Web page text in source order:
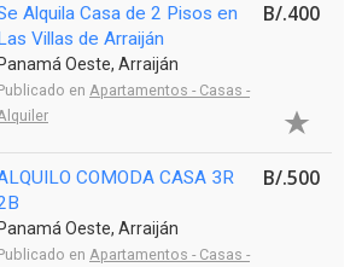
Alquila Casa de 2 Pisos en
Villas de Arraiján
Panamá Oeste, Arraiján
en Apartamentos - Casas -
B/.400
COMODA CASA 3R
Panamá Oeste, Arraiján
en Apartamentos - Casas -
B/.500